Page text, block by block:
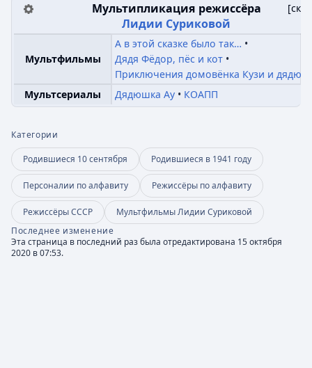
[
Мультипликация режиссёра
Лидии Суриковой
Мультфильмы
А в этой сказке было так…
Дядя Фёдор, пёс и кот
Приключения домовёнка Кузи и
Мультсериалы
Дядюшка Ау КОАПП
Категории
Родившиеся 10 сентября Родившиеся в 1941 году
Персоналии по алфавиту Режиссёры по алфавиту
Режиссёры СССР
Мультфильмы Лидии Суриковой
Последнее изменение
Эта страница в последний раз была отредактирована 15 октября
2020 в 07:53.